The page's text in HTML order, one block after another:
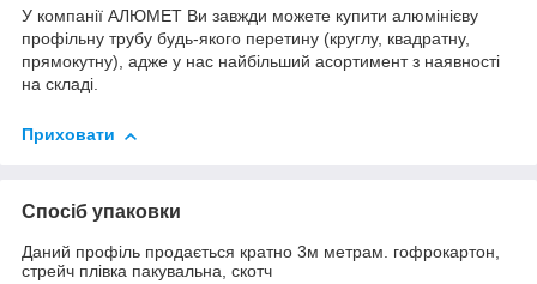
У компанії АЛЮМЕТ Ви завжди можете купити алюмінієву
профільну трубу будь-якого перетину (круглу, квадратну,
прямокутну), адже у нас найбільший асортимент з наявності
на складі.
Приховати
Спосіб упаковки
Даний профіль продається кратно 3м метрам. гофрокартон,
стрейч плівка пакувальна, скотч